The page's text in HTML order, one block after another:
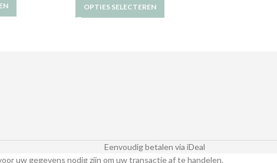
OPTIES SELECTEREN
Eenvoudig betalen via iDeal
uw gegevens nodig zijn om uw transactie af te handelen.